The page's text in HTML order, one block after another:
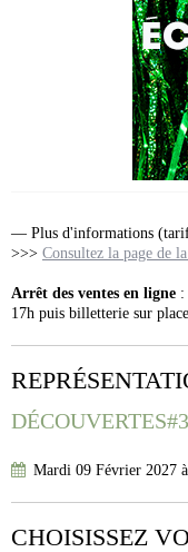
— Plus d'informations
>>> Consultez la page de
Arrêt des ventes en ligne :
17h puis billetterie sur
Mardi 09 Février 2027 à
CHOISISSEZ